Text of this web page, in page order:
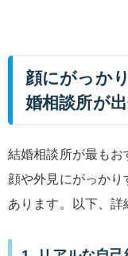
顔にがっか
婚相談所が
結婚相談所が最もお
顔や外見にがっか
あります。以下、詳